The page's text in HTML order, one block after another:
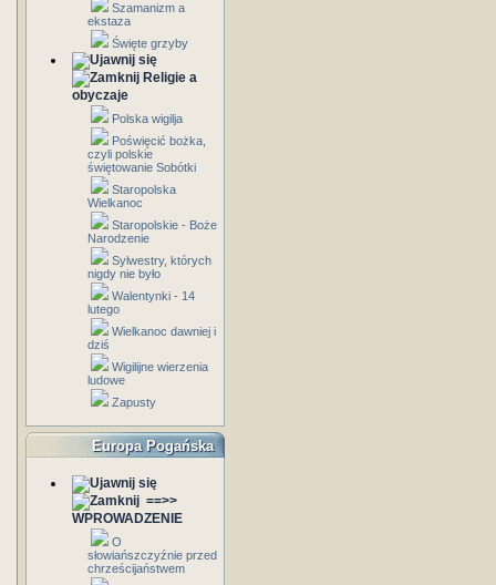
Szamanizm a
ekstaza
Święte grzyby
Religie a
obyczaje
Polska wigilja
Poświęcić bożka,
czyli polskie
świętowanie Sobótki
Staropolska
Wielkanoc
Staropolskie - Boże
Narodzenie
Sylwestry, których
nigdy nie było
Walentynki - 14
lutego
Wielkanoc dawniej i
dziś
Wigilijne wierzenia
ludowe
Zapusty
Europa Pogańska
==>>
WPROWADZENIE
O
słowiańszczyźnie przed
chrześcijaństwem